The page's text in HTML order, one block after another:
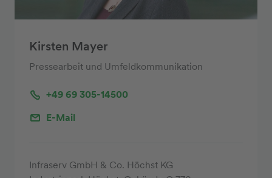
Kirsten Mayer
Pressearbeit und Umfeldkommunikation
+49 69 305-14500
E-Mail
Infraserv GmbH & Co. Höchst KG